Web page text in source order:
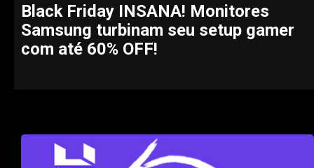
Black Friday INSANA! Monitores
Samsung turbinam seu setup gamer
com até 60% OFF!